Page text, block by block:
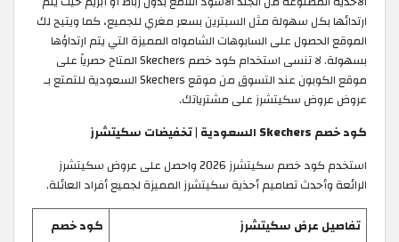
ارتدائها بكل سهولة مثل السبترين بسعر مغري للجميع، كما ويتيح لك
الموقع الحصول على السابوهات الشامواه المميزة التي يتم ارتداؤها
بسهولة. لا تنسى استخدام كود خصم Skechers المتاح حصرياً على
موقع الكوبون عند التسوق من موقع Skechers السعودية للتمتع بـ
عروض عروض سكيتشرز على مشترياتك.
كود خصم Skechers السعودية | تخفيضات سكيتشرز
استخدم كود خصم سكيتشرز 2026 واحصل على عروض سكيتشرز
الرائعة وأحدث تصاميم أحذية سكيتشرز المميزة لجميع أفراد العائلة.
تفاصيل عرض سكيتشرز
كود خصم